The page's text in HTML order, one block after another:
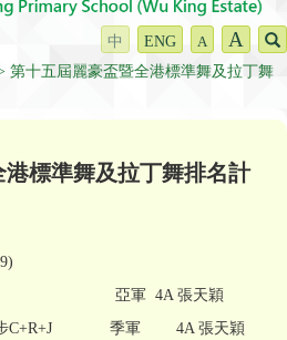
中 ENG A A
第十五屆麗豪盃暨全港標準舞及拉丁舞
標準舞及拉丁舞排名計
C+R 亞軍 4A 張天穎
本步C+R+J 季軍 4A 張天穎